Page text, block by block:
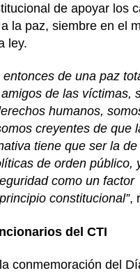
de apoyar los
la paz, siembre en el
ley.
entonces de una paz
de las víctimas,
humanos,
creyentes de que
tiene que ser la
de orden público,
como un factor
constitucional”,
del CTI
conmemoración del